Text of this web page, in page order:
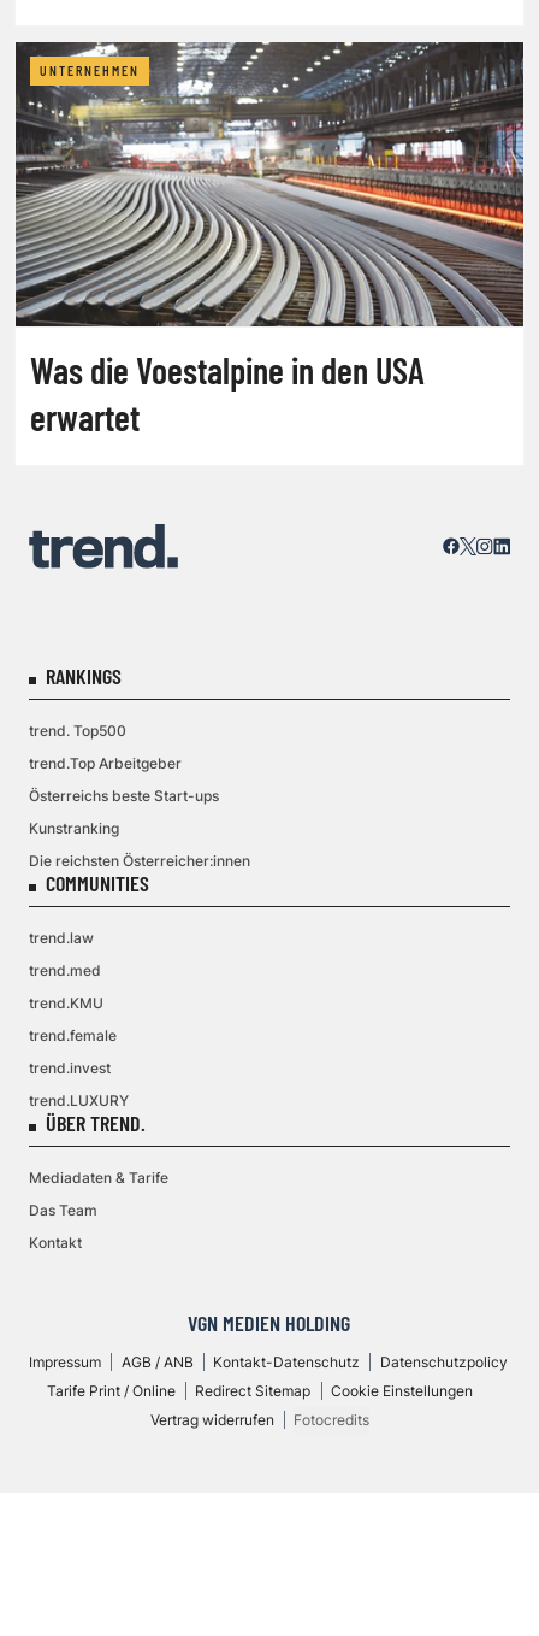
UNTERNEHMEN
Was die Voestalpine in den USA
erwartet
RANKINGS
trend. Top500
trend.Top Arbeitgeber
Österreichs beste Start-ups
Kunstranking
Die reichsten Österreicher:innen
COMMUNITIES
trend.law
trend.med
trend.KMU
trend.female
trend.invest
trend.LUXURY
ÜBER TREND.
Mediadaten & Tarife
Das Team
Kontakt
VGN MEDIEN HOLDING
Impressum AGB / ANB Kontakt-Datenschutz
Datenschutzpolicy
Tarife Print / Online
Redirect Sitemap
Cookie Einstellungen
Vertrag widerrufen
Fotocredits